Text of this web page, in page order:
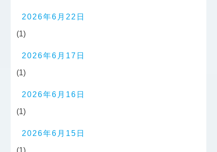
2026年6月22日
(1)
2026年6月17日
(1)
2026年6月16日
(1)
2026年6月15日
(1)